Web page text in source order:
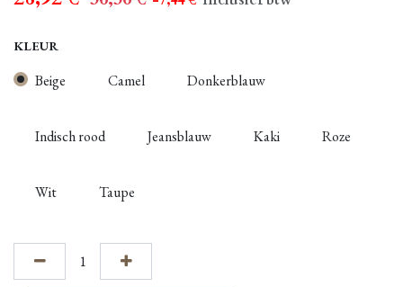
KLEUR
Beige Camel Donkerblauw
Indisch rood Jeansblauw Kaki Roze
Wit Taupe